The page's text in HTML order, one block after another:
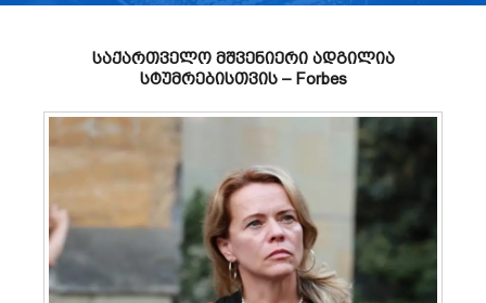
საქართველო მშვენიერი ადგილია
სტუმრებისთვის – Forbes